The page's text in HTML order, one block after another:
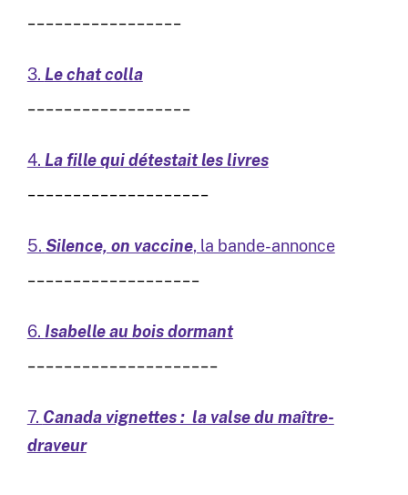
3. Le chat colla
4. La fille qui détestait les livres
5. Silence, on vaccine, la bande-annonce
6. Isabelle au bois dormant
7. Canada vignettes : la valse du maître-
draveur